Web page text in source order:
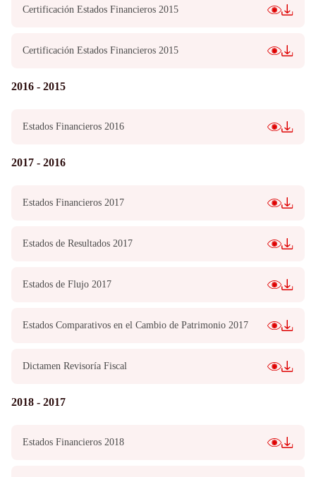
Certificación Estados Financieros 2015
Certificación Estados Financieros 2015
2016 - 2015
Estados Financieros 2016
2017 - 2016
Estados Financieros 2017
Estados de Resultados 2017
Estados de Flujo 2017
Estados Comparativos en el Cambio de Patrimonio 2017
Dictamen Revisoría Fiscal
2018 - 2017
Estados Financieros 2018